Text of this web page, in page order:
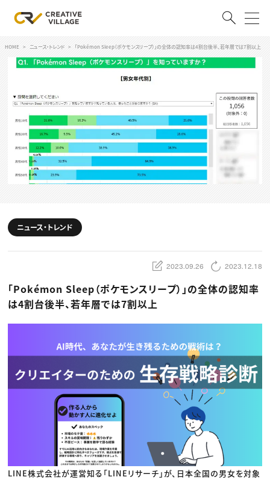
RECRUIT
クリエイター求人を探す
CREATIVE JOB求人検索
特集求人
採用説明会
スキルアップしたい！
デザイン
編集・ライティング
マーケティング
ディレクション
業界解説・キャリア事情
お役立ち基礎知識
TOP Creator’s コラム
Webクリエイター
アプリクリエイター
ゲームクリエイター
映像クリエイター
マーケッター
C＆R Magazine
セミナー
映像
広告
出版
CREATIVE VILLAGEからのお知らせ
プロフェッショナル×つながる×メディア
HOME ニュース・トレンド 「Pokémon Sleep（ポケモンスリープ）」の全体の認知率は4割台後半、若年層では7割以上
ニュース・トレンド
2023.09.26 2023.12.18
「Pokémon Sleep（ポケモンスリープ）」の全体の認知率
は4割台後半、若年層では7割以上
LINE株式会社が運営知る「LINEリサーチ」が、日本全国の男女を対象